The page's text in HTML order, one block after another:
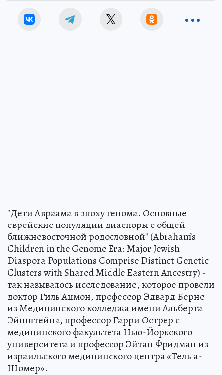
"Дети Авраама в эпоху генома. Основные
еврейские популяции диаспоры с общей
ближневосточной родословной" (Abraham’s
Children in the Genome Era: Major Jewish
Diaspora Populations Comprise Distinct Genetic
Clusters with Shared Middle Eastern Ancestry) -
так называлось исследование, которое провели
доктор Гиль Ацмон, профессор Эдвард Бернс
из Медицинского колледжа имени Альберта
Эйнштейна, профессор Гарри Острер с
медицинского факультета Нью-Йоркского
университета и профессор Эйтан Фридман из
израильского медицинского центра «Тель а-
Шомер».